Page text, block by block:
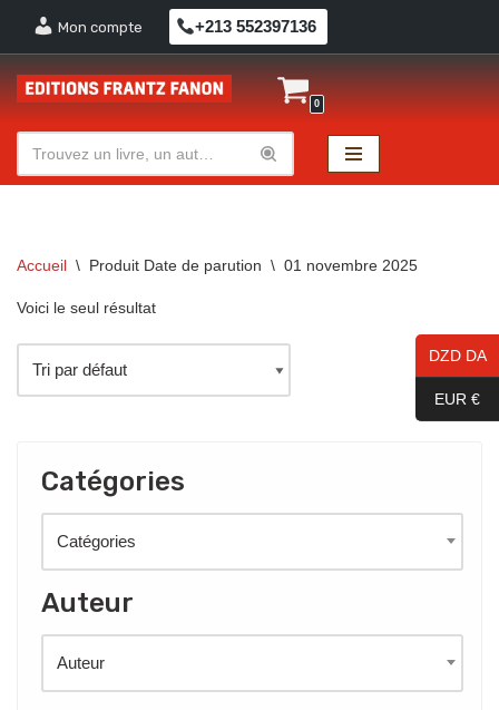
Aller
au
contenu
Mon compte +213 552397136
0
Accueil \ Produit Date de parution \ 01 novembre 2025
Voici le seul résultat
Catégories
Catégories
Auteur
Auteur
DZD DA
EUR €